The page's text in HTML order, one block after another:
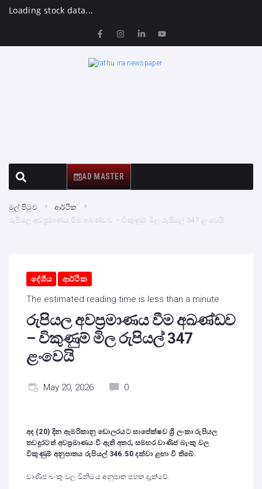
Loading stock data...
AD MASTER
මුල් පිටුව
ආර්ථික
රුපියල අවප්‍රමාණය වීම අඛණ්ඩව – විකුණුම් මිල රුපියල් 347 ළංවෙයි
දේශීය ආර්ථික
The estimated reading time is less than a minute
රුපියල අවප්‍රමාණය වීම අඛණ්ඩව
– විකුණුම් මිල රුපියල් 347
ළංවෙයි
May 20, 2026 0
අද (20) දින ඇමරිකානු ඩොලරයට සාපේක්ෂව ශ්‍රී ලංකා රුපියල
තවදුරටත් අවප්‍රමාණය වී ඇති අතර, සමහර වාණිජ බැංකු වල
විකුණුම් අනුපාතය රුපියල් 346.50දක්වා ළඟා වී තිබේ.
වාණිජ බංකු වල විනිමය අනුපාත පහත දැක්වේ.